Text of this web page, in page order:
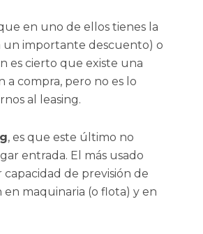
en uno de ellos tienes la
un importante descuento) o
es cierto que existe una
compra, pero no es lo
al leasing.
, es que este último no
entrada. El más usado
de previsión de
maquinaria (o flota) y en